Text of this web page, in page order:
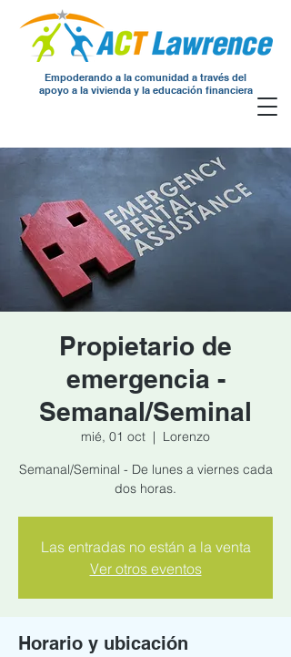
Empoderando a la comunidad a través del
apoyo a la vivienda y la educación financiera
Propietario de
emergencia -
Semanal/Seminal
mié, 01 oct
  |
Lorenzo
Semanal/Seminal - De lunes a viernes cada
dos horas.
Las entradas no están a la venta
Ver otros eventos
Horario y ubicación